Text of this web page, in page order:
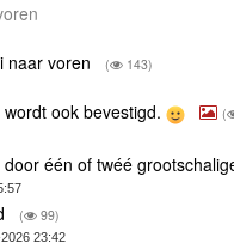
naar voren ( 143)
wordt ook bevestigd. (
één of twéé
( 99)
23:42